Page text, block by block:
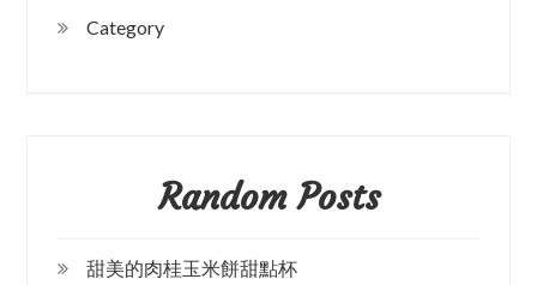
Category
Random Posts
甜美的肉桂玉米餅甜點杯